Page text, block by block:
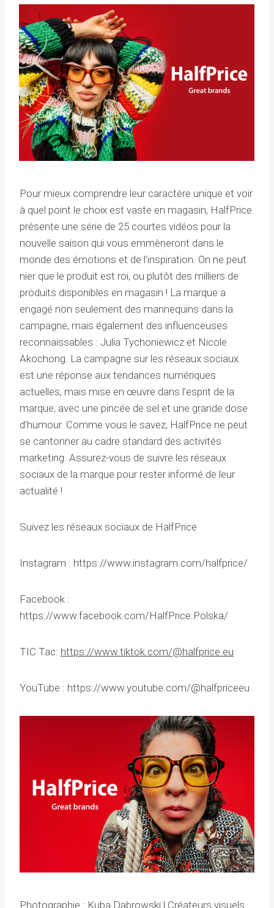
Pour mieux comprendre leur caractère unique et voir
à quel point le choix est vaste en magasin, HalfPrice
présente une série de 25 courtes vidéos pour la
nouvelle saison qui vous emmèneront dans le
monde des émotions et de l’inspiration. On ne peut
nier que le produit est roi, ou plutôt des milliers de
produits disponibles en magasin ! La marque a
engagé non seulement des mannequins dans la
campagne, mais également des influenceuses
reconnaissables : Julia Tychoniewicz et Nicole
Akochong. La campagne sur les réseaux sociaux
est une réponse aux tendances numériques
actuelles, mais mise en œuvre dans l’esprit de la
marque, avec une pincée de sel et une grande dose
d’humour. Comme vous le savez, HalfPrice ne peut
se cantonner au cadre standard des activités
marketing. Assurez-vous de suivre les réseaux
sociaux de la marque pour rester informé de leur
actualité !
Suivez les réseaux sociaux de HalfPrice
Instagram : https://www.instagram.com/halfprice/
Facebook :
https://www.facebook.com/HalfPrice.Polska/
TIC Tac: https://www.tiktok.com/@halfprice.eu
YouTube : https://www.youtube.com/@halfpriceeu
Photographie : Kuba Dąbrowski | Créateurs visuels